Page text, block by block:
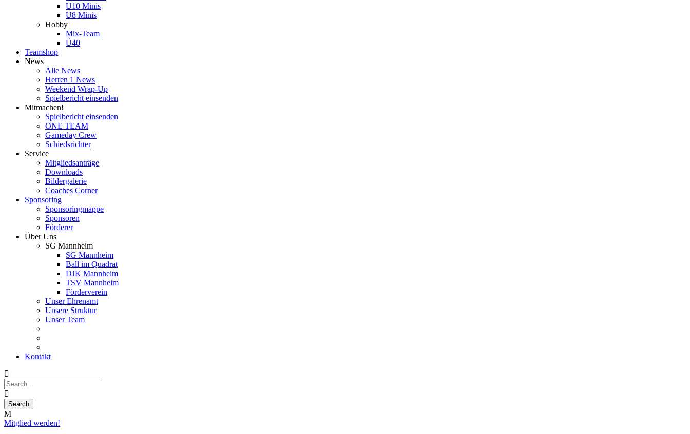
U10 Minis
U8 Minis
Hobby
Mix-Team
Ü40
Teamshop
News
Alle News
Herren 1 News
Weekend Wrap-Up
Spielbericht einsenden
Mitmachen!
Spielbericht einsenden
ONE TEAM
Gameday Crew
Schiedsrichter
Service
Mitgliedsanträge
Downloads
Bildergalerie
Coaches Corner
Sponsoring
Sponsoringmappe
Sponsoren
Förderer
Über Uns
SG Mannheim
SG Mannheim
Ball im Quadrat
DJK Mannheim
TSV Mannheim
Förderverein
Unser Ehrenamt
Unsere Struktur
Unser Team
Kontakt
Mitglied werden!